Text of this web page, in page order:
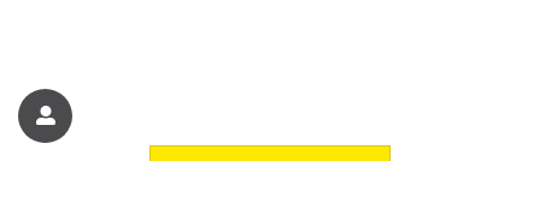
친구에게 추천하기